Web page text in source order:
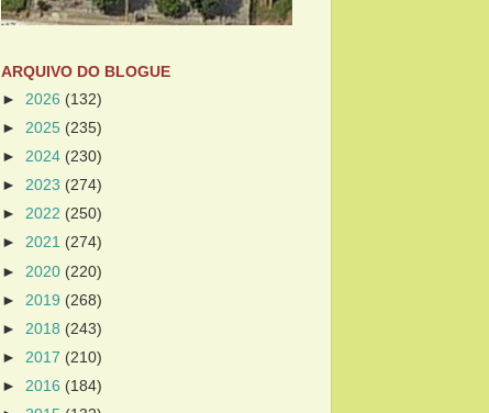
ARQUIVO DO BLOGUE
► 2026 (132)
► 2025 (235)
► 2024 (230)
► 2023 (274)
► 2022 (250)
► 2021 (274)
► 2020 (220)
► 2019 (268)
► 2018 (243)
► 2017 (210)
► 2016 (184)